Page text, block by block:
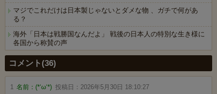
マジでこれだけは日本製じゃないとダメな物 、ガチで何があ
る？
海外「日本は戦勝国なんだよ」 戦後の日本人の特別な生き様に
各国から称賛の声
Powered by livedoor 相互RSS
コメント(36)
1 名前： (*‘ω‘*) 投稿日： 2026年5月30日 18:10:27